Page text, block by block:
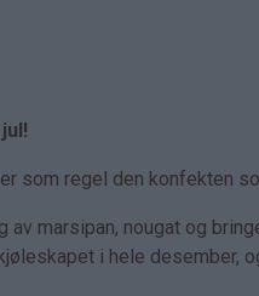
er som regel den konfekten
av marsipan, nougat og
i hele desember,